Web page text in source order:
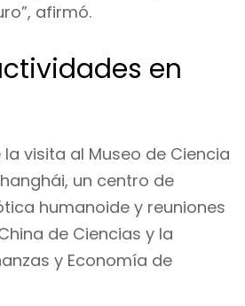
afirmó.
en
visita al Museo de Ciencia
un centro de
humanoide y reuniones
de Ciencias y la
y Economía de